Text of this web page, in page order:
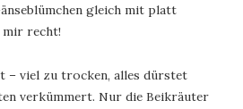
gleich mit platt
mir recht!
– viel zu trocken, alles dürstet
verkümmert. Nur die Beikräuter